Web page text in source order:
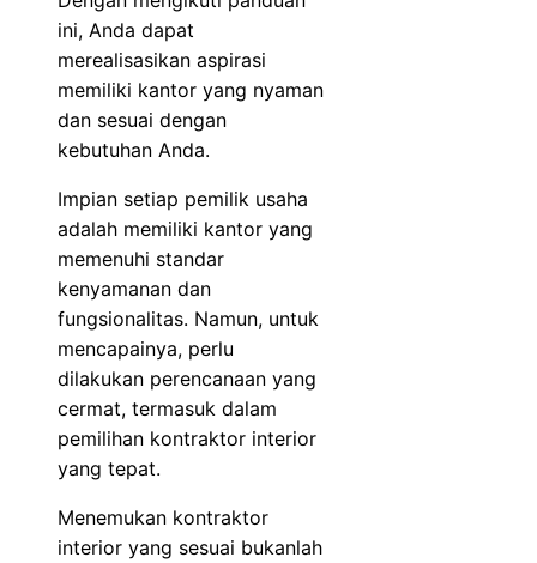
ini, Anda dapat
merealisasikan aspirasi
memiliki kantor yang nyaman
dan sesuai dengan
kebutuhan Anda.
Impian setiap pemilik usaha
adalah memiliki kantor yang
memenuhi standar
kenyamanan dan
fungsionalitas. Namun, untuk
mencapainya, perlu
dilakukan perencanaan yang
cermat, termasuk dalam
pemilihan kontraktor interior
yang tepat.
Menemukan kontraktor
interior yang sesuai bukanlah